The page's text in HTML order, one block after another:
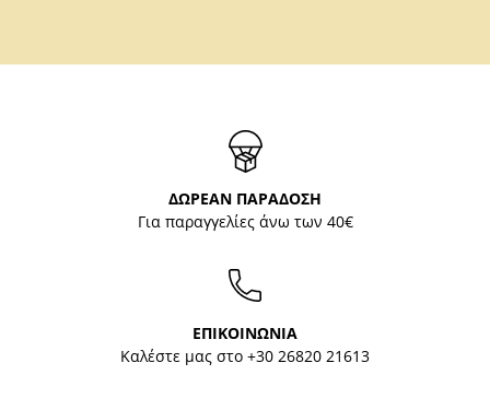
ΔΩΡΕΑΝ ΠΑΡΑΔΟΣΗ
Για παραγγελίες άνω των 40€
ΕΠΙΚΟΙΝΩΝΙΑ
Καλέστε μας στο +30 26820 21613